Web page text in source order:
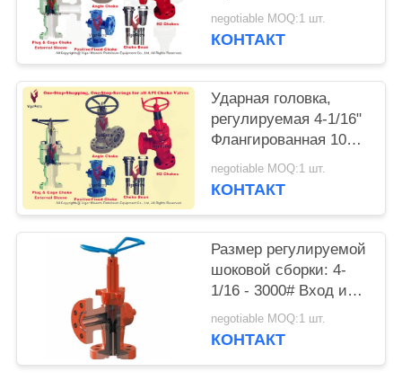
внешней гильзой,
вход и выход пара 3"
negotiable MOQ:1 шт.
КОНТАКТ
Ударная головка,
регулируемая 4-1/16"
Флангированная 10
000 PSI 2" TRIM H2S,
PSL3 PR1 PU HH-NL
negotiable MOQ:1 шт.
КОНТАКТ
Размер регулируемой
шоковой сборки: 4-
1/16 - 3000# Вход и
выход в фланце WP с
1 максимальным
negotiable MOQ:1 шт.
КОНТАКТ